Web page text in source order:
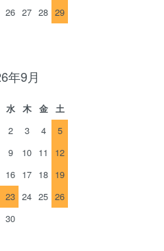
26 27 28 29
年9月
水 木 金
土
2 3 4
5
9 10 11
12
16 17 18 19
23 24 25 26
30